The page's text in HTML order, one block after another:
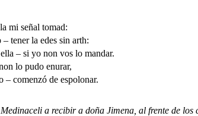
mi señal tomad:
la edes sin arth:
si yo non vos lo mandar.
pudo enurar,
de espolonar.
a recibir a doña Jimena, al frente de los